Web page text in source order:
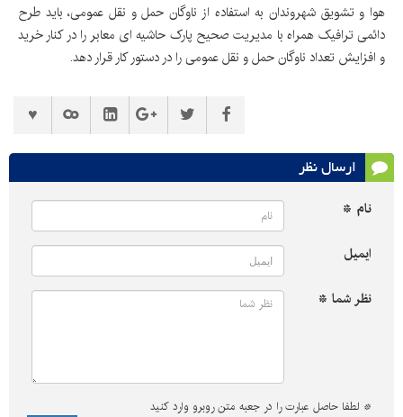
هوا و تشویق شهروندان به استفاده از ناوگان حمل و نقل عمومی، باید طرح
دائمی ترافیک همراه با مدیریت صحیح پارک حاشیه ای معابر را در کنار خرید
و افزایش تعداد ناوگان حمل و نقل عمومی را در دستور کار قرار دهد.
ارسال نظر
نام *
ایمیل
نظر شما *
* لطفا حاصل عبارت را در جعبه متن روبرو وارد کنید